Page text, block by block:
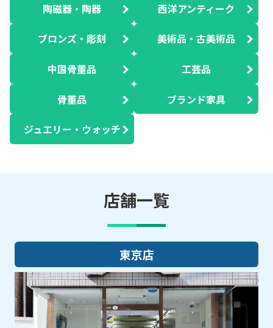
陶磁器・陶器 西洋アンティーク
ブロンズ・彫刻 美術品・古美術品
中国骨董品 工芸品
骨董品 ブランド家具
ジュエリー・ウォッチ
店舗一覧
大阪店